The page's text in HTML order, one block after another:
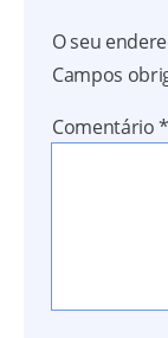
O seu
Campos
Comentário*